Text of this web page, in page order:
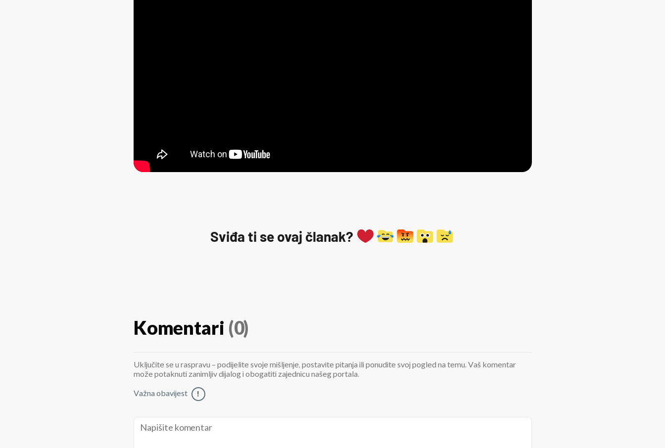
Sviđa ti se ovaj članak?
Komentari (0)
Uključite se u raspravu – podijelite svoje mišljenje, postavite pitanja ili ponudite svoj pogled na temu. Vaš komentar
može potaknuti zanimljiv dijalog i obogatiti zajednicu našeg portala.
Važna obavijest !